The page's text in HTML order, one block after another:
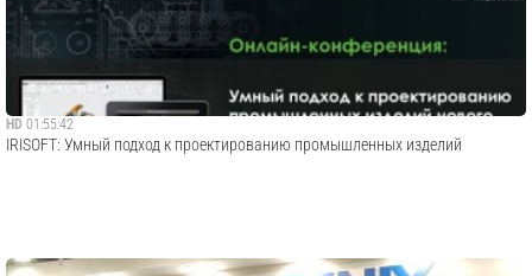
HD 01:55:42
IRISOFT: Умный подход к проектированию промышленных изделий